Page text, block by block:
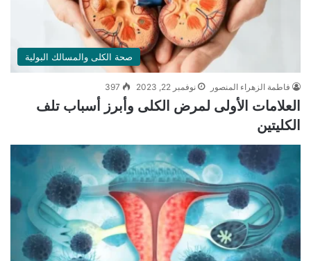
صحة الكلى والمسالك البولية
فاطمة الزهراء المنصور نوفمبر 22, 2023 397
العلامات الأولى لمرض الكلى وأبرز أسباب تلف
الكليتين